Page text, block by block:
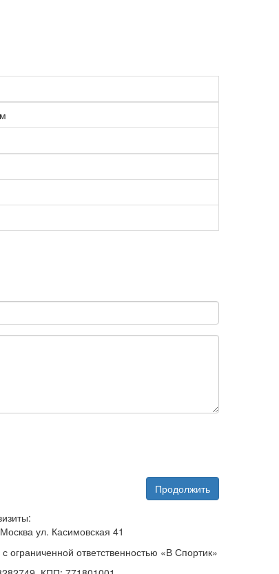
Продолжить
ул. Касимовская 41
ограниченной ответственностью «В Спортик»